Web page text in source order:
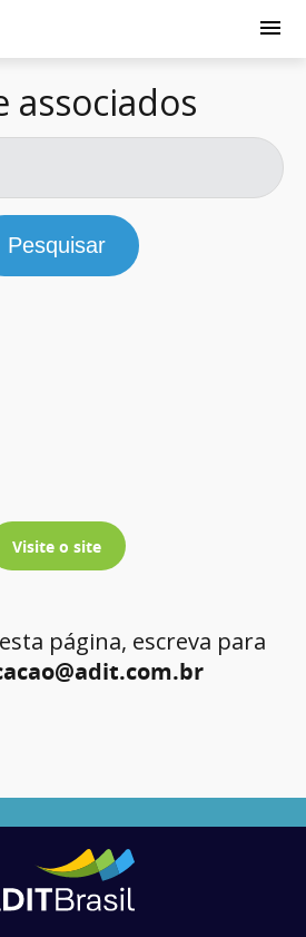
associados
Pesquisar
Visite o site
página, escreva para